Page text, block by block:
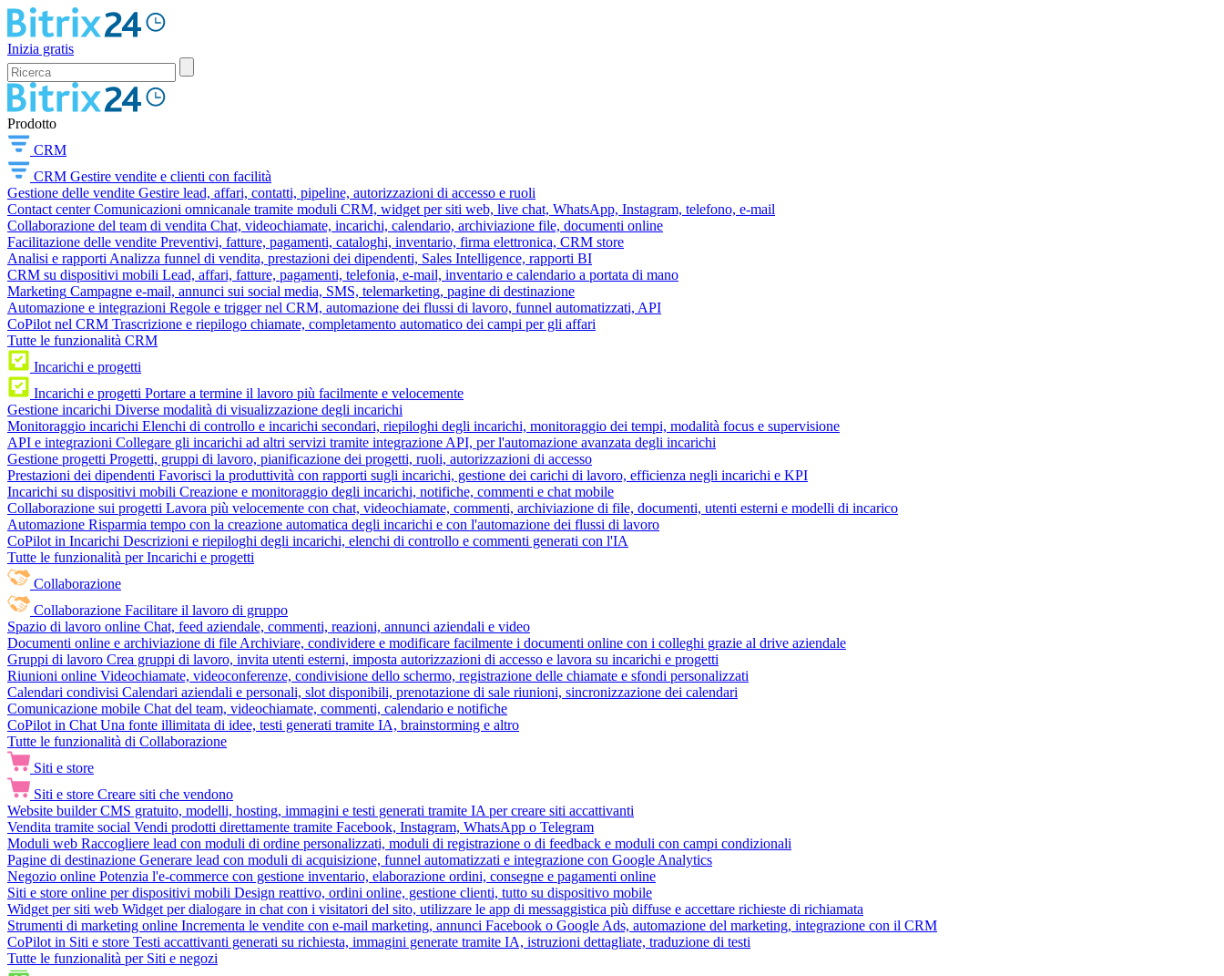
Inizia gratis
Prodotto
CRM
CRM Gestire vendite e clienti con facilità
Gestione delle vendite Gestire lead, affari, contatti, pipeline, autorizzazioni di accesso e ruoli
Contact center Comunicazioni omnicanale tramite moduli CRM, widget per siti web, live chat, WhatsApp, Instagram, telefono, e-mail
Collaborazione del team di vendita Chat, videochiamate, incarichi, calendario, archiviazione file, documenti online
Facilitazione delle vendite Preventivi, fatture, pagamenti, cataloghi, inventario, firma elettronica, CRM store
Analisi e rapporti Analizza funnel di vendita, prestazioni dei dipendenti, Sales Intelligence, rapporti BI
CRM su dispositivi mobili Lead, affari, fatture, pagamenti, telefonia, e-mail, inventario e calendario a portata di mano
Marketing Campagne e-mail, annunci sui social media, SMS, telemarketing, pagine di destinazione
Automazione e integrazioni Regole e trigger nel CRM, automazione dei flussi di lavoro, funnel automatizzati, API
CoPilot nel CRM Trascrizione e riepilogo chiamate, completamento automatico dei campi per gli affari
Tutte le funzionalità CRM
Incarichi e progetti
Incarichi e progetti Portare a termine il lavoro più facilmente e velocemente
Gestione incarichi Diverse modalità di visualizzazione degli incarichi
Monitoraggio incarichi Elenchi di controllo e incarichi secondari, riepiloghi degli incarichi, monitoraggio dei tempi, modalità focus e supervisione
API e integrazioni Collegare gli incarichi ad altri servizi tramite integrazione API, per l'automazione avanzata degli incarichi
Gestione progetti Progetti, gruppi di lavoro, pianificazione dei progetti, ruoli, autorizzazioni di accesso
Prestazioni dei dipendenti Favorisci la produttività con rapporti sugli incarichi, gestione dei carichi di lavoro, efficienza negli incarichi e KPI
Incarichi su dispositivi mobili Creazione e monitoraggio degli incarichi, notifiche, commenti e chat mobile
Collaborazione sui progetti Lavora più velocemente con chat, videochiamate, commenti, archiviazione di file, documenti, utenti esterni e modelli di incarico
Automazione Risparmia tempo con la creazione automatica degli incarichi e con l'automazione dei flussi di lavoro
CoPilot in Incarichi Descrizioni e riepiloghi degli incarichi, elenchi di controllo e commenti generati con l'IA
Tutte le funzionalità per Incarichi e progetti
Collaborazione
Collaborazione Facilitare il lavoro di gruppo
Spazio di lavoro online Chat, feed aziendale, commenti, reazioni, annunci aziendali e video
Documenti online e archiviazione di file Archiviare, condividere e modificare facilmente i documenti online con i colleghi grazie al drive aziendale
Gruppi di lavoro Crea gruppi di lavoro, invita utenti esterni, imposta autorizzazioni di accesso e lavora su incarichi e progetti
Riunioni online Videochiamate, videoconferenze, condivisione dello schermo, registrazione delle chiamate e sfondi personalizzati
Calendari condivisi Calendari aziendali e personali, slot disponibili, prenotazione di sale riunioni, sincronizzazione dei calendari
Comunicazione mobile Chat del team, videochiamate, commenti, calendario e notifiche
CoPilot in Chat Una fonte illimitata di idee, testi generati tramite IA, brainstorming e altro
Tutte le funzionalità di Collaborazione
Siti e store
Siti e store Creare siti che vendono
Website builder CMS gratuito, modelli, hosting, immagini e testi generati tramite IA per creare siti accattivanti
Vendita tramite social Vendi prodotti direttamente tramite Facebook, Instagram, WhatsApp o Telegram
Moduli web Raccogliere lead con moduli di ordine personalizzati, moduli di registrazione o di feedback e moduli con campi condizionali
Pagine di destinazione Generare lead con moduli di acquisizione, funnel automatizzati e integrazione con Google Analytics
Negozio online Potenzia l'e-commerce con gestione inventario, elaborazione ordini, consegne e pagamenti online
Siti e store online per dispositivi mobili Design reattivo, ordini online, gestione clienti, tutto su dispositivo mobile
Widget per siti web Widget per dialogare in chat con i visitatori del sito, utilizzare le app di messaggistica più diffuse e accettare richieste di richiamata
Strumenti di marketing online Incrementa le vendite con e-mail marketing, annunci Facebook o Google Ads, automazione del marketing, integrazione con il CRM
CoPilot in Siti e store Testi accattivanti generati su richiesta, immagini generate tramite IA, istruzioni dettagliate, traduzione di testi
Tutte le funzionalità per Siti e negozi